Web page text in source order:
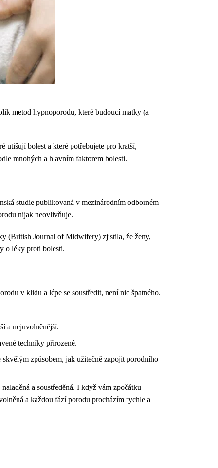
metod hypnoporodu, které budoucí matky (a
utišují bolest a které potřebujete pro kratší,
mnohých a hlavním faktorem bolesti.
studie publikovaná v mezinárodním odborném
nijak neovlivňuje.
(British Journal of Midwifery) zjistila, že ženy,
o léky proti bolesti.
v klidu a lépe se soustředit, není nic špatného.
a nejuvolněnější.
techniky přirozené.
způsobem, jak užitečně zapojit porodního
a soustředěná. I když vám zpočátku
a každou fází porodu procházím rychle a